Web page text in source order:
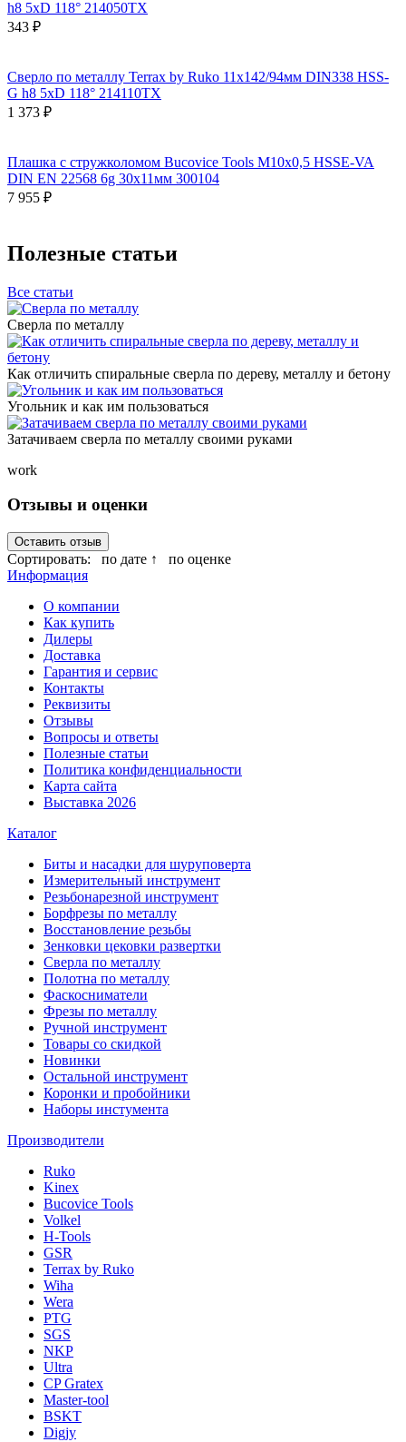
h8 5xD 118° 214050TX
343 ₽
Сверло по металлу Terrax by Ruko 11x142/94мм DIN338 HSS-
G h8 5xD 118° 214110TX
1 373 ₽
Плашка с стружколомом Bucovice Tools М10х0,5 HSSE-VA
DIN EN 22568 6g 30х11мм 300104
7 955 ₽
Полезные статьи
Все статьи
Сверла по металлу
Как отличить спиральные сверла по дереву, металлу и бетону
Угольник и как им пользоваться
Затачиваем сверла по металлу своими руками
work
Отзывы и оценки
Оставить отзыв
Сортировать: по дате ↑
по оценке
Информация
О компании
Как купить
Дилеры
Доставка
Гарантия и сервис
Контакты
Реквизиты
Отзывы
Вопросы и ответы
Полезные статьи
Политика конфиденциальности
Карта сайта
Выставка 2026
Каталог
Биты и насадки для шуруповерта
Измерительный инструмент
Резьбонарезной инструмент
Борфрезы по металлу
Восстановление резьбы
Зенковки цековки развертки
Сверла по металлу
Полотна по металлу
Фаскосниматели
Фрезы по металлу
Ручной инструмент
Товары со скидкой
Новинки
Остальной инструмент
Коронки и пробойники
Наборы инстумента
Производители
Ruko
Kinex
Bucovice Tools
Volkel
H-Tools
GSR
Terrax by Ruko
Wiha
Wera
PTG
SGS
NKP
Ultra
CP Gratex
Master-tool
BSKT
Digjy